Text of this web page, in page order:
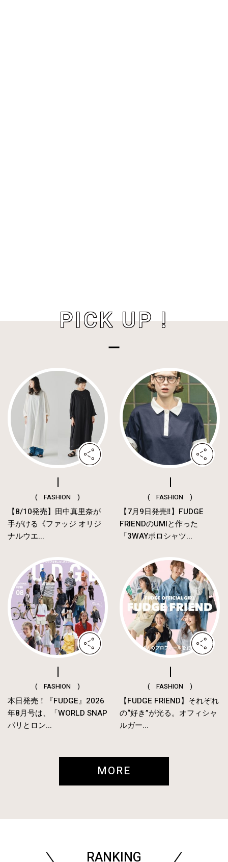
PICK UP !
( FASHION )
【8/10発売】田中真里奈が
手がける《ファッジ オリジ
ナルウエ...
( FASHION )
【7月9日発売‼︎】FUDGE
FRIENDのUMIと作った
「3WAYポロシャツ...
( FASHION )
本日発売！『FUDGE』2026
年8月号は、「WORLD SNAP
パリとロン...
( FASHION )
【FUDGE FRIEND】それぞれ
の“好き”が光る。オフィシャ
ルガー...
MORE
RANKING